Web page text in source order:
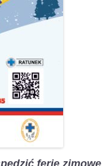
ferie zimowe